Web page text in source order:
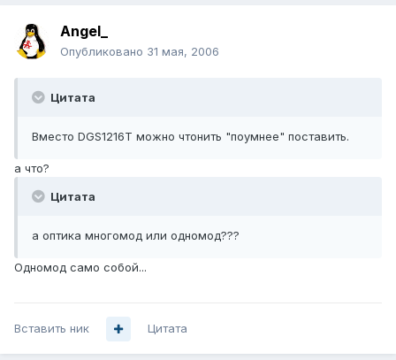
Angel_
Опубликовано 31 мая, 2006
Цитата
Вместо DGS1216T можно чтонить "поумнее" поставить.
а что?
Цитата
а оптика многомод или одномод???
Одномод само собой...
Вставить ник Цитата